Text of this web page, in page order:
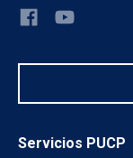
Servicios PUCP